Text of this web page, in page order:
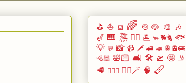
⛳ ⛵ ⛾ 🌈 🍲🥘 🎨 🎶
🎷 🎹 🎘 🏄🏽 🏝️ 🐂 🐕🐈 🐟
💡 💬 📸 📹 🗡️ 🚄 🚅 🚆🚊🚌
🚵🏻 🛀🏻 🛋️ 🛠️ 🛫 🤩 🤳
🥩 🧗🏻‍♀️ 🧙‍♂️🪄 🧠 🪈